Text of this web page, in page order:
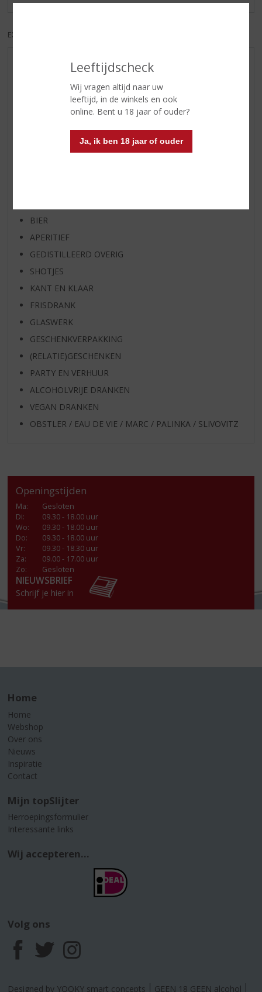
Leeftijdscheck
Wij vragen altijd naar uw
leeftijd, in de winkels en ook
online. Bent u 18 jaar of ouder?
Ja, ik ben 18 jaar of ouder
EXCL. BTW
AANBIEDINGEN
WIJN VAN DE MAAND
WHISKY VAN DE MAAND
RUM VAN DE MAAND
SPIRIT VAN DE MAAND
BIER
APERITIEF
GEDISTILLEERD OVERIG
SHOTJES
KANT EN KLAAR
FRISDRANK
GLASWERK
GESCHENKVERPAKKING
(RELATIE)GESCHENKEN
PARTY EN VERHUUR
ALCOHOLVRIJE DRANKEN
VEGAN DRANKEN
OBSTLER / EAU DE VIE / MARC / PALINKA / SLIVOVITZ
Openingstijden
Ma:
Gesloten
Di:
09.30 - 18.00 uur
Wo:
09.30 - 18.00 uur
Do:
09.30 - 18.00 uur
Vr:
09.30 - 18.30 uur
Za:
09.00 - 17.00 uur
Zo:
Gesloten
NIEUWSBRIEF
Schrijf je hier in
Home
Home
Webshop
Over ons
Nieuws
Inspiratie
Contact
Mijn topSlijter
Herroepingsformulier
Interessante links
Wij accepteren...
Volg ons
F
a
T
w
I
n
Designed by YOOKY smart concepts GEEN 18 GEEN alcohol